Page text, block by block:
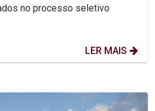
no processo seletivo
LER MAIS